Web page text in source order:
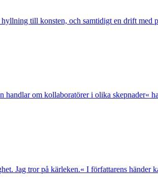
till konsten, och samtidigt en drift
handlar om kollaboratörer i olika skepnader«
Jag tror på kärleken.« I författarens